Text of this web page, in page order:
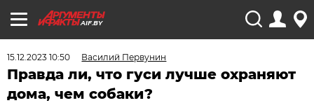
AIF.BY
15.12.2023 10:50 Василий Первунин
Правда ли, что гуси лучше охраняют
дома, чем собаки?